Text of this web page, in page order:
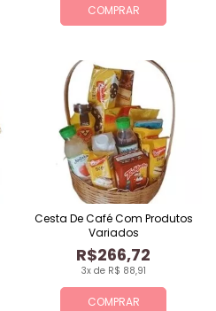
COMPRAR
COMPRAR
3x de R$ 88,91
R$266,72
Cesta De Café Com Produtos
Variados